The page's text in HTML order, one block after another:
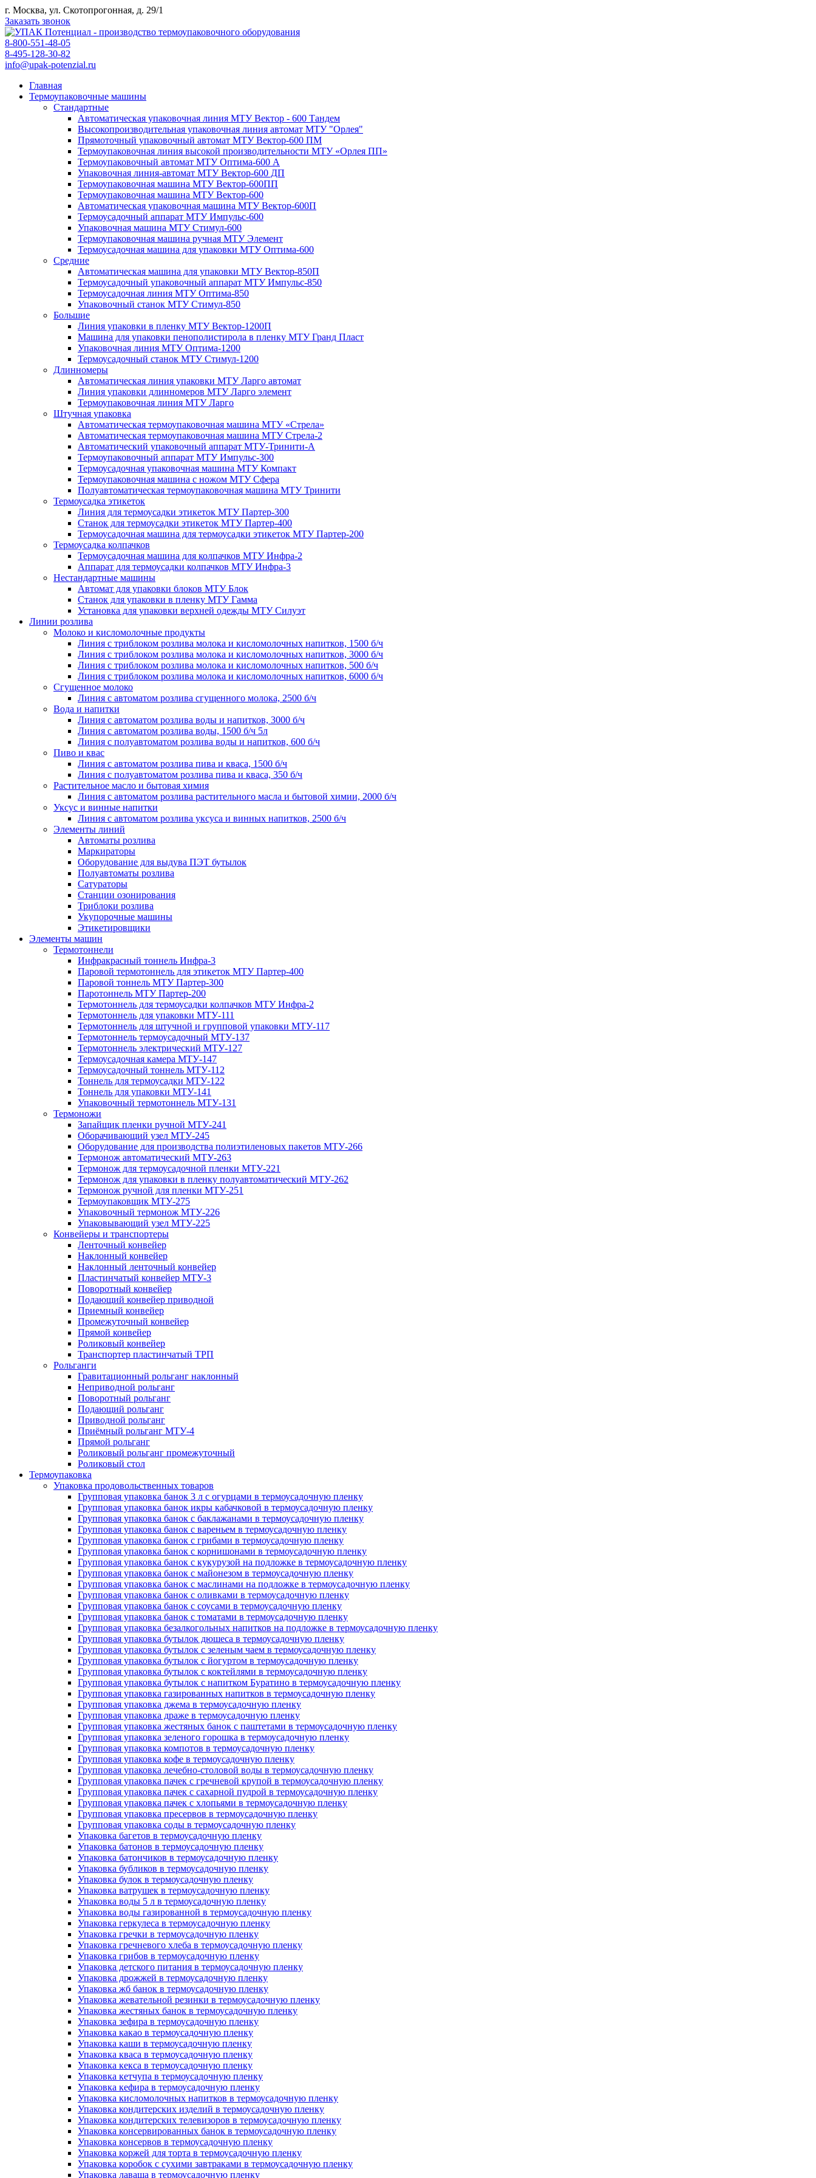
г. Москва, ул. Скотопрогонная, д. 29/1
Заказать звонок
8-800-551-48-05
8-495-128-30-82
info@upak-potenzial.ru
Главная
Термоупаковочные машины
Стандартные
Автоматическая упаковочная линия МТУ Вектор - 600 Тандем
Высокопроизводительная упаковочная линия автомат МТУ "Орлея"
Прямоточный упаковочный автомат МТУ Вектор-600 ПМ
Термоупаковочная линия высокой производительности МТУ «Орлея ПП»
Термоупаковочный автомат МТУ Оптима-600 А
Упаковочная линия-автомат МТУ Вектор-600 ДП
Термоупаковочная машина МТУ Вектор-600ПП
Термоупаковочная машина МТУ Вектор-600
Автоматическая упаковочная машина МТУ Вектор-600П
Термоусадочный аппарат МТУ Импульс-600
Упаковочная машина МТУ Стимул-600
Термоупаковочная машина ручная МТУ Элемент
Термоусадочная машина для упаковки МТУ Оптима-600
Средние
Автоматическая машина для упаковки МТУ Вектор-850П
Термоусадочный упаковочный аппарат МТУ Импульс-850
Термоусадочная линия МТУ Оптима-850
Упаковочный станок МТУ Стимул-850
Большие
Линия упаковки в пленку МТУ Вектор-1200П
Машина для упаковки пенополистирола в пленку МТУ Гранд Пласт
Упаковочная линия МТУ Оптима-1200
Термоусадочный станок МТУ Стимул-1200
Длинномеры
Автоматическая линия упаковки МТУ Ларго автомат
Линия упаковки длинномеров МТУ Ларго элемент
Термоупаковочная линия МТУ Ларго
Штучная упаковка
Автоматическая термоупаковочная машина МТУ «Стрела»
Автоматическая термоупаковочная машина МТУ Стрела-2
Автоматический упаковочный аппарат МТУ-Тринити-А
Термоупаковочный аппарат МТУ Импульс-300
Термоусадочная упаковочная машина МТУ Компакт
Термоупаковочная машина с ножом МТУ Сфера
Полуавтоматическая термоупаковочная машина МТУ Тринити
Термоусадка этикеток
Линия для термоусадки этикеток МТУ Партер-300
Станок для термоусадки этикеток МТУ Партер-400
Термоусадочная машина для термоусадки этикеток МТУ Партер-200
Термоусадка колпачков
Термоусадочная машина для колпачков МТУ Инфра-2
Аппарат для термоусадки колпачков МТУ Инфра-3
Нестандартные машины
Автомат для упаковки блоков МТУ Блок
Станок для упаковки в пленку МТУ Гамма
Установка для упаковки верхней одежды МТУ Силуэт
Линии розлива
Молоко и кисломолочные продукты
Линия с триблоком розлива молока и кисломолочных напитков, 1500 б/ч
Линия с триблоком розлива молока и кисломолочных напитков, 3000 б/ч
Линия с триблоком розлива молока и кисломолочных напитков, 500 б/ч
Линия с триблоком розлива молока и кисломолочных напитков, 6000 б/ч
Сгущенное молоко
Линия с автоматом розлива сгущенного молока, 2500 б/ч
Вода и напитки
Линия с автоматом розлива воды и напитков, 3000 б/ч
Линия с автоматом розлива воды, 1500 б/ч 5л
Линия с полуавтоматом розлива воды и напитков, 600 б/ч
Пиво и квас
Линия с автоматом розлива пива и кваса, 1500 б/ч
Линия с полуавтоматом розлива пива и кваса, 350 б/ч
Растительное масло и бытовая химия
Линия с автоматом розлива растительного масла и бытовой химии, 2000 б/ч
Уксус и винные напитки
Линия с автоматом розлива уксуса и винных напитков, 2500 б/ч
Элементы линий
Автоматы розлива
Маркираторы
Оборудование для выдува ПЭТ бутылок
Полуавтоматы розлива
Сатураторы
Станции озонирования
Триблоки розлива
Укупорочные машины
Этикетировщики
Элементы машин
Термотоннели
Инфракрасный тоннель Инфра-3
Паровой термотоннель для этикеток МТУ Партер-400
Паровой тоннель МТУ Партер-300
Паротоннель МТУ Партер-200
Термотоннель для термоусадки колпачков МТУ Инфра-2
Термотоннель для упаковки МТУ-111
Термотоннель для штучной и групповой упаковки МТУ-117
Термотоннель термоусадочный МТУ-137
Термотоннель электрический МТУ-127
Термоусадочная камера МТУ-147
Термоусадочный тоннель МТУ-112
Тоннель для термоусадки МТУ-122
Тоннель для упаковки МТУ-141
Упаковочный термотоннель МТУ-131
Термоножи
Запайщик пленки ручной МТУ-241
Оборачивающий узел МТУ-245
Оборудование для производства полиэтиленовых пакетов МТУ-266
Термонож автоматический МТУ-263
Термонож для термоусадочной пленки МТУ-221
Термонож для упаковки в пленку полуавтоматический МТУ-262
Термонож ручной для пленки МТУ-251
Термоупаковщик МТУ-275
Упаковочный термонож МТУ-226
Упаковывающий узел МТУ-225
Конвейеры и транспортеры
Ленточный конвейер
Наклонный конвейер
Наклонный ленточный конвейер
Пластинчатый конвейер МТУ-3
Поворотный конвейер
Подающий конвейер приводной
Приемный конвейер
Промежуточный конвейер
Прямой конвейер
Роликовый конвейер
Транспортер пластинчатый ТРП
Рольганги
Гравитационный рольганг наклонный
Неприводной рольганг
Поворотный рольганг
Подающий рольганг
Приводной рольганг
Приёмный рольганг МТУ-4
Прямой рольганг
Роликовый рольганг промежуточный
Роликовый стол
Термоупаковка
Упаковка продовольственных товаров
Групповая упаковка банок 3 л с огурцами в термоусадочную пленку
Групповая упаковка банок икры кабачковой в термоусадочную пленку
Групповая упаковка банок с баклажанами в термоусадочную пленку
Групповая упаковка банок с вареньем в термоусадочную пленку
Групповая упаковка банок с грибами в термоусадочную пленку
Групповая упаковка банок с корнишонами в термоусадочную пленку
Групповая упаковка банок с кукурузой на подложке в термоусадочную пленку
Групповая упаковка банок с майонезом в термоусадочную пленку
Групповая упаковка банок с маслинами на подложке в термоусадочную пленку
Групповая упаковка банок с оливками в термоусадочную пленку
Групповая упаковка банок с соусами в термоусадочную пленку
Групповая упаковка банок с томатами в термоусадочную пленку
Групповая упаковка безалкогольных напитков на подложке в термоусадочную пленку
Групповая упаковка бутылок дюшеса в термоусадочную пленку
Групповая упаковка бутылок с зеленым чаем в термоусадочную пленку
Групповая упаковка бутылок с йогуртом в термоусадочную пленку
Групповая упаковка бутылок с коктейлями в термоусадочную пленку
Групповая упаковка бутылок с напитком Буратино в термоусадочную пленку
Групповая упаковка газированных напитков в термоусадочную пленку
Групповая упаковка джема в термоусадочную пленку
Групповая упаковка драже в термоусадочную пленку
Групповая упаковка жестяных банок с паштетами в термоусадочную пленку
Групповая упаковка зеленого горошка в термоусадочную пленку
Групповая упаковка компотов в термоусадочную пленку
Групповая упаковка кофе в термоусадочную пленку
Групповая упаковка лечебно-столовой воды в термоусадочную пленку
Групповая упаковка пачек с гречневой крупой в термоусадочную пленку
Групповая упаковка пачек с сахарной пудрой в термоусадочную пленку
Групповая упаковка пачек с хлопьями в термоусадочную пленку
Групповая упаковка пресервов в термоусадочную пленку
Групповая упаковка соды в термоусадочную пленку
Упаковка багетов в термоусадочную пленку
Упаковка батонов в термоусадочную пленку
Упаковка батончиков в термоусадочную пленку
Упаковка бубликов в термоусадочную пленку
Упаковка булок в термоусадочную пленку
Упаковка ватрушек в термоусадочную пленку
Упаковка воды 5 л в термоусадочную пленку
Упаковка воды газированной в термоусадочную пленку
Упаковка геркулеса в термоусадочную пленку
Упаковка гречки в термоусадочную пленку
Упаковка гречневого хлеба в термоусадочную пленку
Упаковка грибов в термоусадочную пленку
Упаковка детского питания в термоусадочную пленку
Упаковка дрожжей в термоусадочную пленку
Упаковка жб банок в термоусадочную пленку
Упаковка жевательной резинки в термоусадочную пленку
Упаковка жестяных банок в термоусадочную пленку
Упаковка зефира в термоусадочную пленку
Упаковка какао в термоусадочную пленку
Упаковка каши в термоусадочную пленку
Упаковка кваса в термоусадочную пленку
Упаковка кекса в термоусадочную пленку
Упаковка кетчупа в термоусадочную пленку
Упаковка кефира в термоусадочную пленку
Упаковка кисломолочных напитков в термоусадочную пленку
Упаковка кондитерских изделий в термоусадочную пленку
Упаковка кондитерских телевизоров в термоусадочную пленку
Упаковка консервированных банок в термоусадочную пленку
Упаковка консервов в термоусадочную пленку
Упаковка коржей для торта в термоусадочную пленку
Упаковка коробок с сухими завтраками в термоусадочную пленку
Упаковка лаваша в термоусадочную пленку